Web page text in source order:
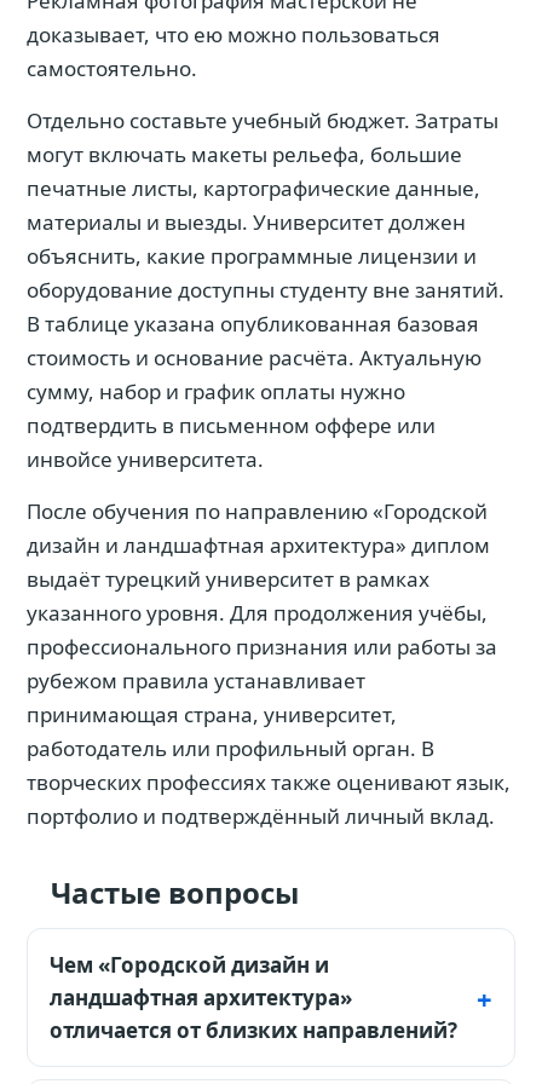
доказывает, что ею можно пользоваться
самостоятельно.
Отдельно составьте учебный бюджет. Затраты
могут включать макеты рельефа, большие
печатные листы, картографические данные,
материалы и выезды. Университет должен
объяснить, какие программные лицензии и
оборудование доступны студенту вне занятий.
В таблице указана опубликованная базовая
стоимость и основание расчёта. Актуальную
сумму, набор и график оплаты нужно
подтвердить в письменном оффере или
инвойсе университета.
После обучения по направлению «Городской
дизайн и ландшафтная архитектура» диплом
выдаёт турецкий университет в рамках
указанного уровня. Для продолжения учёбы,
профессионального признания или работы за
рубежом правила устанавливает
принимающая страна, университет,
работодатель или профильный орган. В
творческих профессиях также оценивают язык,
портфолио и подтверждённый личный вклад.
Частые вопросы
Чем «Городской дизайн и
ландшафтная архитектура»
отличается от близких направлений?